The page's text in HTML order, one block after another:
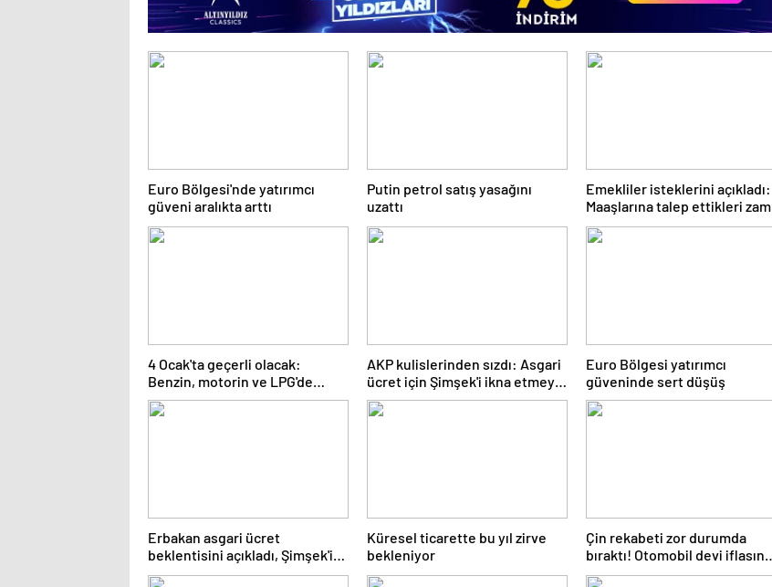
Euro Bölgesi'nde yatırımcı
güveni aralıkta arttı
Putin petrol satış yasağını
uzattı
Emekliler isteklerini açıkladı:
Maaşlarına talep ettikleri zam
belli oldu
4 Ocak'ta geçerli olacak:
Benzin, motorin ve LPG'de
tabela değişiyor
AKP kulislerinden sızdı: Asgari
ücret için Şimşek'i ikna etmeye
çalışıyorlar
Euro Bölgesi yatırımcı
güveninde sert düşüş
Erbakan asgari ücret
beklentisini açıkladı, Şimşek'i
eleştirdi
Küresel ticarette bu yıl zirve
bekleniyor
Çin rekabeti zor durumda
bıraktı! Otomobil devi iflasın
eşiğinde